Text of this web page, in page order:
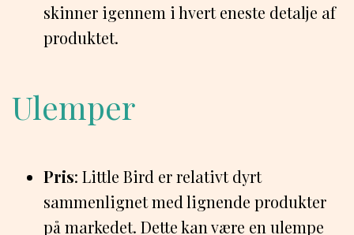
skinner igennem i hvert eneste detalje af
produktet.
Ulemper
Pris: Little Bird er relativt dyrt
sammenlignet med lignende produkter
på markedet. Dette kan være en ulempe